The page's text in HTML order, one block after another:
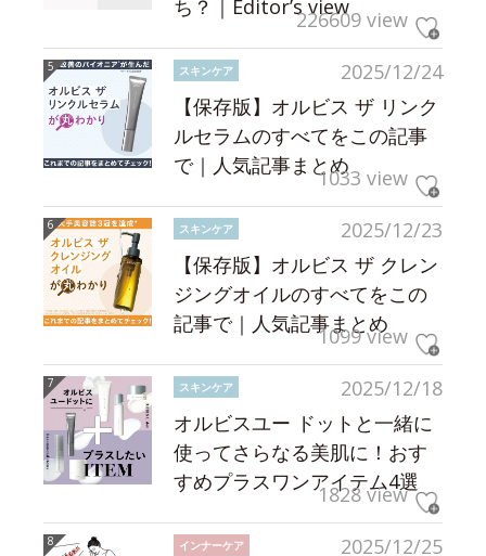
ち？｜Editor’s view226609 view
2025/12/24
スキンケア
【保存版】オルビス ザ リンク
ルセラムのすべてをこの記事
で｜人気記事まとめ1033 view
2025/12/23
スキンケア
【保存版】オルビス ザ クレン
ジングオイルのすべてをこの
記事で｜人気記事まとめ
1099 view
2025/12/18
スキンケア
オルビスユー ドットと一緒に
使ってさらなる美肌に！おす
すめプラスワンアイテム4選
1828 view
2025/12/25
インナーケア